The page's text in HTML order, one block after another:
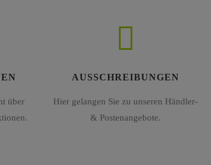
über
AUSSCHREIBUNGEN
Hier gelangen Sie zu unseren Händler-
& Postenangebote.